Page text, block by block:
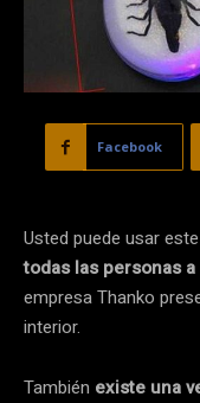
Facebook
Usted puede usar este
todas las personas a
empresa Thanko
interior.
También existe una